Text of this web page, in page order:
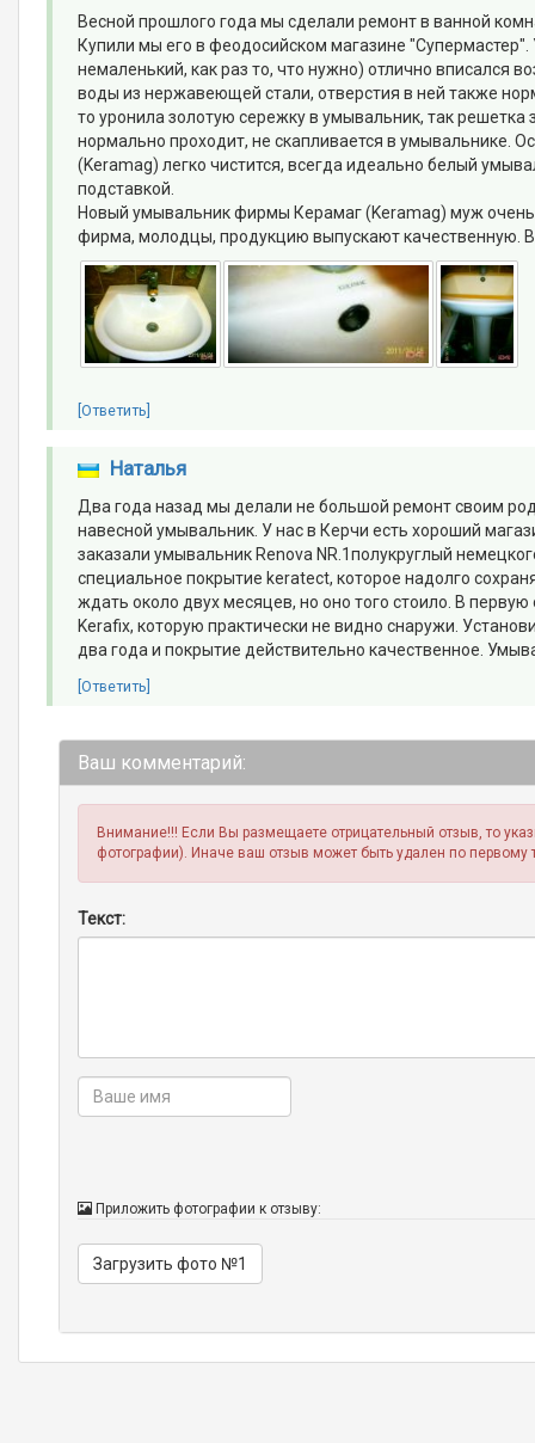
Весной прошлого года мы сделали ремонт в ванной
Купили мы его в феодосийском магазине
немаленький, как раз то, что нужно) отлично вписался
воды из нержавеющей стали, отверстия в ней также
то уронила золотую сережку в умывальник, так
нормально проходит, не скапливается в умывальнике.
(Keramag) легко чистится, всегда идеально белый
подставкой.
Новый умывальник фирмы Керамаг (Keramag) муж
фирма, молодцы, продукцию выпускают качественную.
[Ответить]
Наталья
Два года назад мы делали не большой ремонт своим
навесной умывальник. У нас в Керчи есть хороший
заказали умывальник Renova NR.1полукруглый
специальное покрытие keratect, которое надолго
ждать около двух месяцев, но оно того стоило. В
Kerafix, которую практически не видно снаружи.
два года и покрытие действительно качественное.
[Ответить]
Ваш комментарий:
Внимание!!! Если Вы размещаете отрицательный отзыв, то
фотографии). Иначе ваш отзыв может быть удален по первому
Текст:
Приложить фотографии к отзыву:
Загрузить фото №1